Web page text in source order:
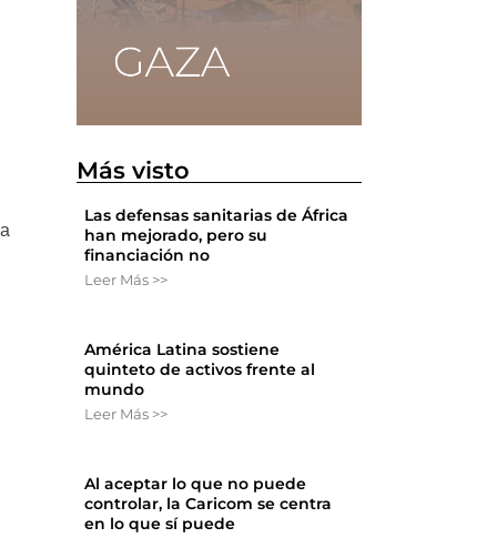
Más visto
Las defensas sanitarias de África
han mejorado, pero su
financiación no
Leer Más >>
América Latina sostiene
quinteto de activos frente al
mundo
Leer Más >>
Al aceptar lo que no puede
controlar, la Caricom se centra
en lo que sí puede